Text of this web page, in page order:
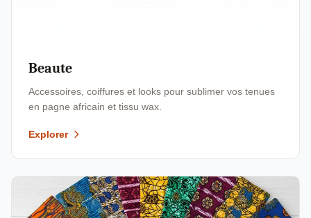
Beaute
Accessoires, coiffures et looks pour sublimer vos tenues
en pagne africain et tissu wax.
Explorer